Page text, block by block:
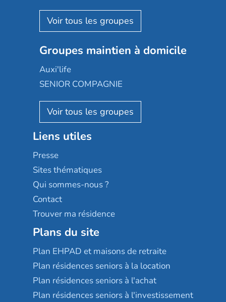
Aquarelia
Nexity edenea
Les jardins d'Arcadie
Occitalia
Appartseniors
Reseda
Stella management
Les villages d'or
Sérénys
Résidences services Villa Médicis
Korian
Emera
Groupe SOS
Le Noble Âge
Almage
Résidalya
Groupe aplus
Groupes maintien à domicile
Auxi'life
SENIOR COMPAGNIE
AGE D'OR Services
Liens utiles
Presse
Sites thématiques
Qui sommes-nous ?
Contact
Trouver ma résidence
Plans du site
Plan EHPAD et maisons de retraite
Plan résidences seniors à la location
Plan résidences seniors à l'achat
Plan résidences seniors à l'investissement